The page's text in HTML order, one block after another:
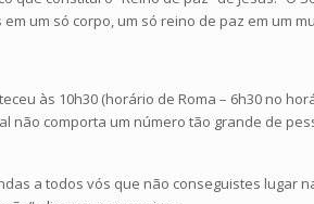
um só corpo, um só reino de paz em um
às 10h30 (horário de Roma – 6h30 no
não comporta um número tão grande de
a todos vós que não conseguistes lugar